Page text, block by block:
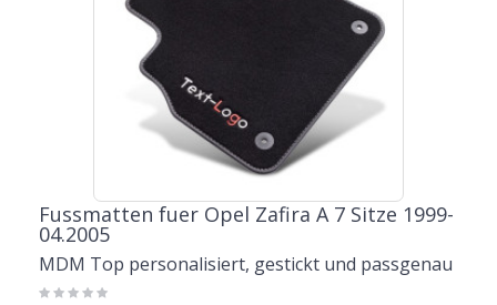
Fussmatten fuer Opel Zafira A 7 Sitze 1999-
04.2005
MDM Top personalisiert, gestickt und passgenau